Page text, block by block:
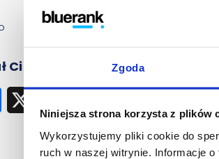
Zgoda
Niniejsza strona korzysta z plików
Wykorzystujemy pliki cookie do
ruch w naszej witrynie. Informacje
Ci się artykuł? Udostępnij go:
Facebook